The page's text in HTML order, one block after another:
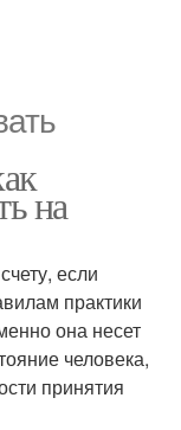
на
если
практики
она несет
человека,
принятия